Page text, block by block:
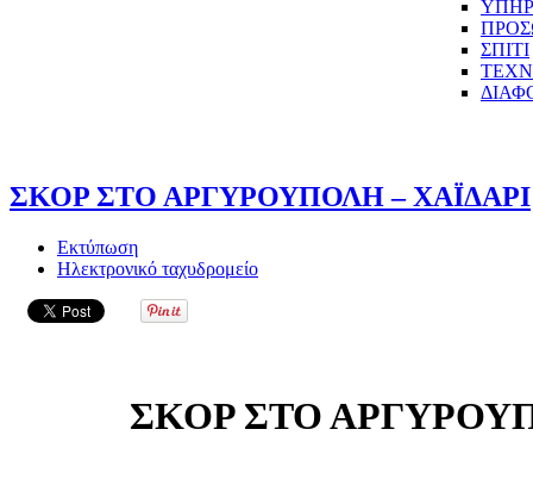
ΣΠΙΤΙ
ΣΚΟΡ ΣΤΟ ΑΡΓΥΡΟΥΠΟΛΗ – ΧΑΪΔΑΡΙ
Εκτύπωση
Ηλεκτρονικό ταχυδρομείο
ΣΚΟΡ ΣΤΟ